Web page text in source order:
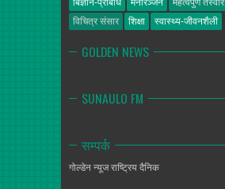
बिज्ञान-प्रबिधि
मनोरञ्जन महत्वपुर्ण तस्वीर
विचित्र संसार
शिक्षा स्वास्थ्य-जीवनशैली
GOLDEN NEWS
SUNAULO FM
सम्पर्क
गोल्डेन न्यूजराष्ट्रिय दैनिक